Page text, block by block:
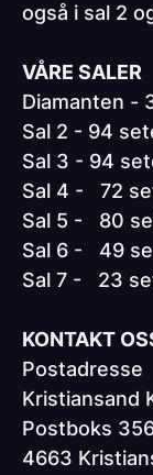
også i sal 2
VÅRE SALER
Diamanten -
Sal 2 - 94
Sal 3 - 94
Sal 4 - 72
Sal 5 - 80
Sal 6 - 49
Sal 7 - 23
KONTAKT
Postadresse
Kristiansand
Postboks
4663